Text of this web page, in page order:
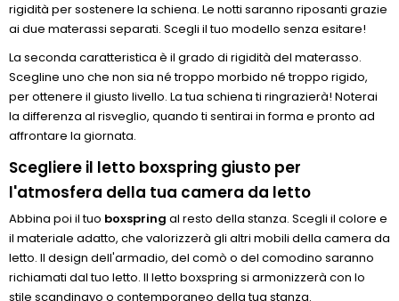
rigidità per sostenere la schiena. Le notti saranno riposanti grazie
ai due materassi separati. Scegli il tuo modello senza esitare!
La seconda caratteristica è il grado di rigidità del materasso.
Scegline uno che non sia né troppo morbido né troppo rigido,
per ottenere il giusto livello. La tua schiena ti ringrazierà! Noterai
la differenza al risveglio, quando ti sentirai in forma e pronto ad
affrontare la giornata.
Scegliere il letto boxspring giusto per
l'atmosfera della tua camera da letto
Abbina poi il tuo boxspring al resto della stanza. Scegli il colore e
il materiale adatto, che valorizzerà gli altri mobili della camera da
letto. Il design dell'armadio, del comò o del comodino saranno
richiamati dal tuo letto. Il letto boxspring si armonizzerà con lo
stile scandinavo o contemporaneo della tua stanza.